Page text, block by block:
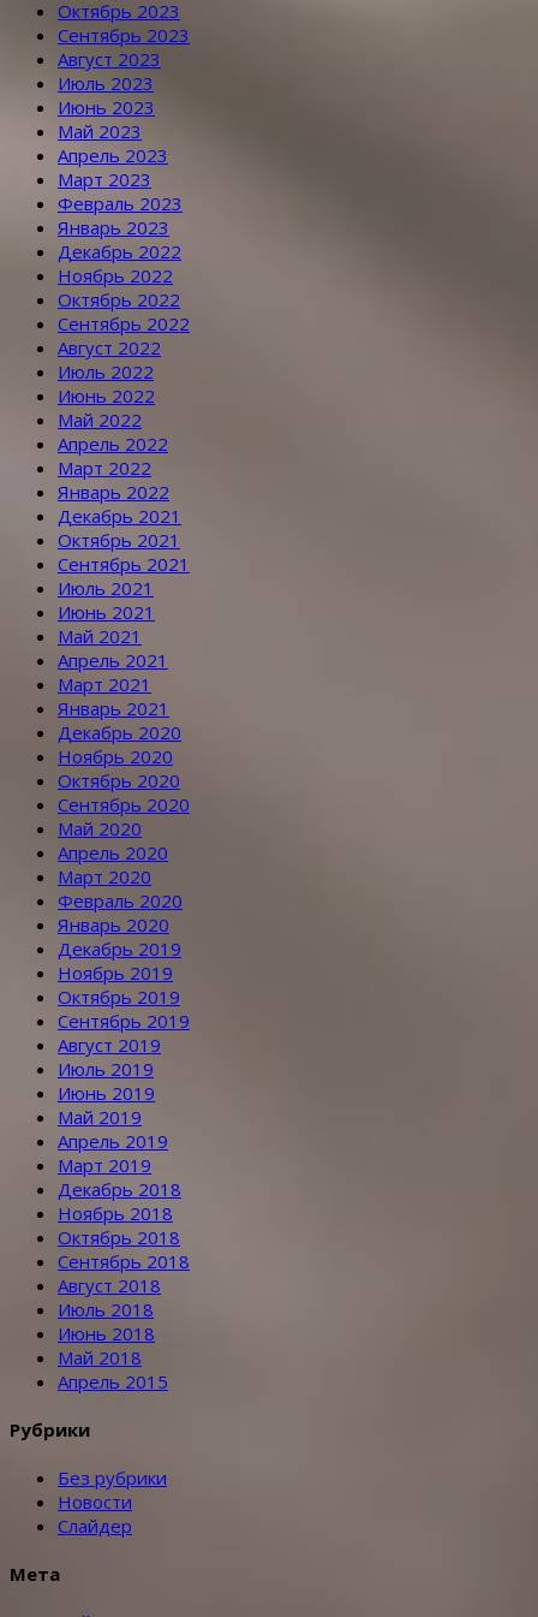
Октябрь 2023
Сентябрь 2023
Август 2023
Июль 2023
Июнь 2023
Май 2023
Апрель 2023
Март 2023
Февраль 2023
Январь 2023
Декабрь 2022
Ноябрь 2022
Октябрь 2022
Сентябрь 2022
Август 2022
Июль 2022
Июнь 2022
Май 2022
Апрель 2022
Март 2022
Январь 2022
Декабрь 2021
Октябрь 2021
Сентябрь 2021
Июль 2021
Июнь 2021
Май 2021
Апрель 2021
Март 2021
Январь 2021
Декабрь 2020
Ноябрь 2020
Октябрь 2020
Сентябрь 2020
Май 2020
Апрель 2020
Март 2020
Февраль 2020
Январь 2020
Декабрь 2019
Ноябрь 2019
Октябрь 2019
Сентябрь 2019
Август 2019
Июль 2019
Июнь 2019
Май 2019
Апрель 2019
Март 2019
Декабрь 2018
Ноябрь 2018
Октябрь 2018
Сентябрь 2018
Август 2018
Июль 2018
Июнь 2018
Май 2018
Апрель 2015
Рубрики
Без рубрики
Новости
Слайдер
Мета